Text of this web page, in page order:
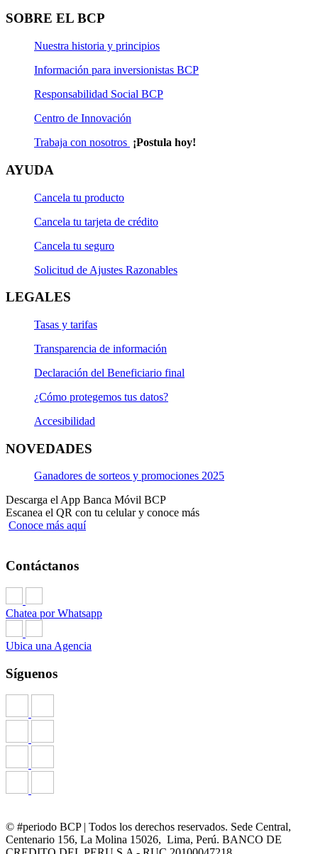
SOBRE EL BCP
Nuestra historia y principios
Información para inversionistas BCP
Responsabilidad Social BCP
Centro de Innovación
Trabaja con nosotros ¡Postula hoy!
AYUDA
Cancela tu producto
Cancela tu tarjeta de crédito
Cancela tu seguro
Solicitud de Ajustes Razonables
LEGALES
Tasas y tarifas
Transparencia de información
Declaración del Beneficiario final
¿Cómo protegemos tus datos?
Accesibilidad
NOVEDADES
Ganadores de sorteos y promociones 2025
Descarga el App Banca Móvil BCP
Escanea el QR con tu celular y conoce más
Conoce más aquí
Contáctanos
Chatea por Whatsapp
Ubica una Agencia
Síguenos
© #periodo BCP | Todos los derechos reservados. Sede Central,
Centenario 156, La Molina 15026, Lima, Perú. BANCO DE